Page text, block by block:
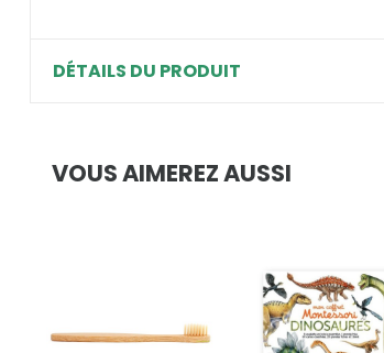
DÉTAILS DU PRODUIT
VOUS AIMEREZ AUSSI